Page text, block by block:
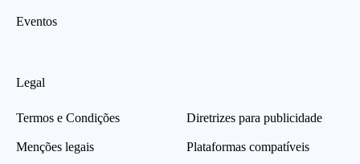
Eventos
Legal
Termos e Condições
Menções legais
Diretrizes para publicidade
Plataformas compatíveis